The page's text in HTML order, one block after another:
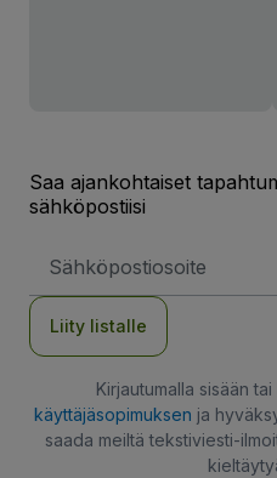
Saa ajankohtaiset
sähköpostiisi
Liity listalle
Kirjautumalla sisään
käyttäjäsopimuksen ja
saada meiltä tekstiviesti-